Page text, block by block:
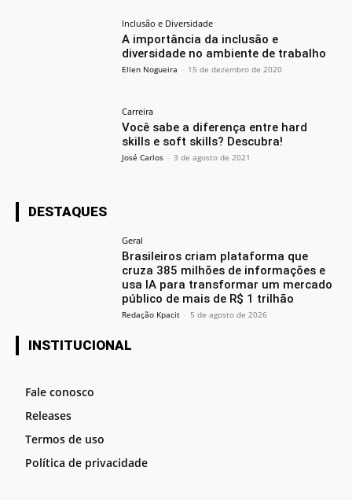
Inclusão e Diversidade
A importância da inclusão e
diversidade no ambiente de trabalho
Ellen Nogueira - 15 de dezembro de 2020
Carreira
Você sabe a diferença entre hard
skills e soft skills? Descubra!
José Carlos - 3 de agosto de 2021
DESTAQUES
Geral
Brasileiros criam plataforma que
cruza 385 milhões de informações e
usa IA para transformar um mercado
público de mais de R$ 1 trilhão
Redação Kpacit - 5 de agosto de 2026
INSTITUCIONAL
Fale conosco
Releases
Termos de uso
Política de privacidade